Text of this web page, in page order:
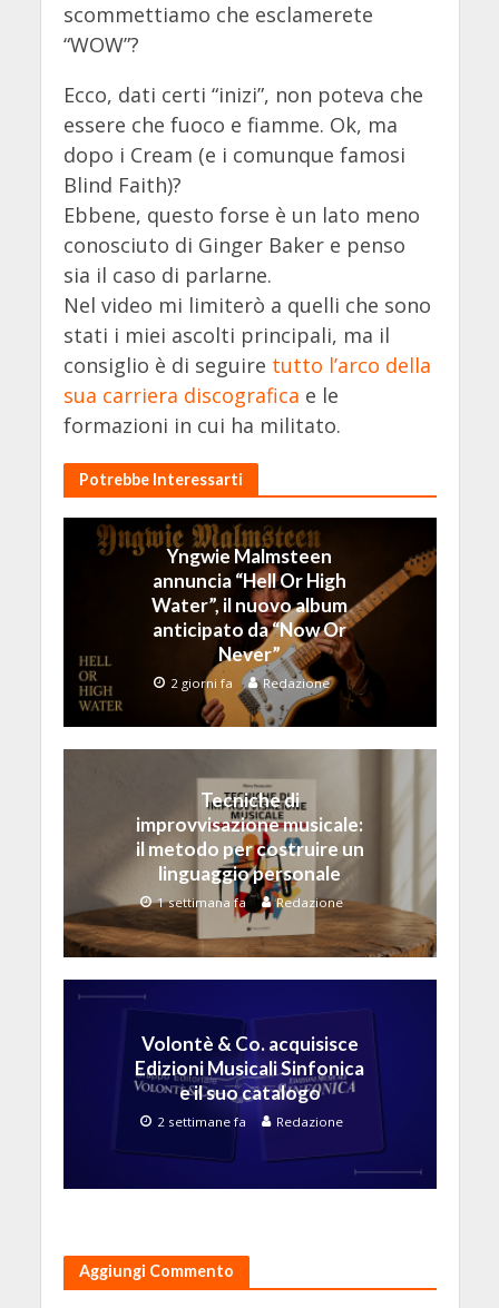
scommettiamo che esclamerete
“WOW”?
Ecco, dati certi “inizi”, non poteva che
essere che fuoco e fiamme. Ok, ma
dopo i Cream (e i comunque famosi
Blind Faith)?
Ebbene, questo forse è un lato meno
conosciuto di Ginger Baker e penso
sia il caso di parlarne.
Nel video mi limiterò a quelli che sono
stati i miei ascolti principali, ma il
consiglio è di seguire tutto l’arco della
sua carriera discografica e le
formazioni in cui ha militato.
Potrebbe Interessarti
Yngwie Malmsteen
annuncia “Hell Or High
Water”, il nuovo album
anticipato da “Now Or
Never”
2 giorni fa Redazione
Tecniche di
improvvisazione musicale:
il metodo per costruire un
linguaggio personale
1 settimana fa Redazione
Volontè & Co. acquisisce
Edizioni Musicali Sinfonica
e il suo catalogo
2 settimane fa Redazione
Aggiungi Commento